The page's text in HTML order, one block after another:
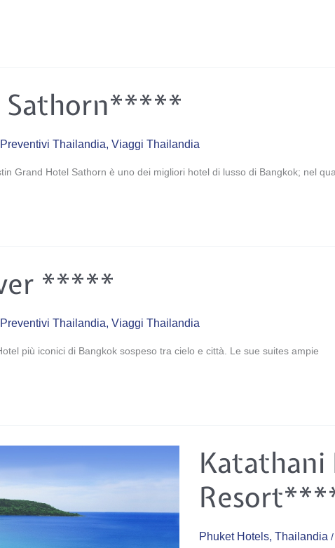
Sathorn*****
Preventivi Thailandia, Viaggi Thailandia
Grand Hotel Sathorn è uno dei migliori hotel di lusso di Bangkok; nel
*****
Preventivi Thailandia, Viaggi Thailandia
più iconici di Bangkok sospeso tra cielo e città. Le sue suites ampie
Katathani
Phuket Hotels, Thailandia /
Phuket
Beach